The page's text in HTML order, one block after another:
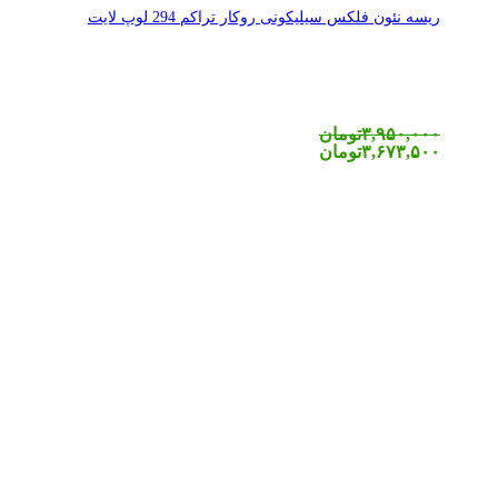
ریسه نئون فلکس سیلیکونی روکار تراکم 294 لوپ لایت
۳,۹۵۰,۰۰۰تومان
۳,۶۷۳,۵۰۰تومان